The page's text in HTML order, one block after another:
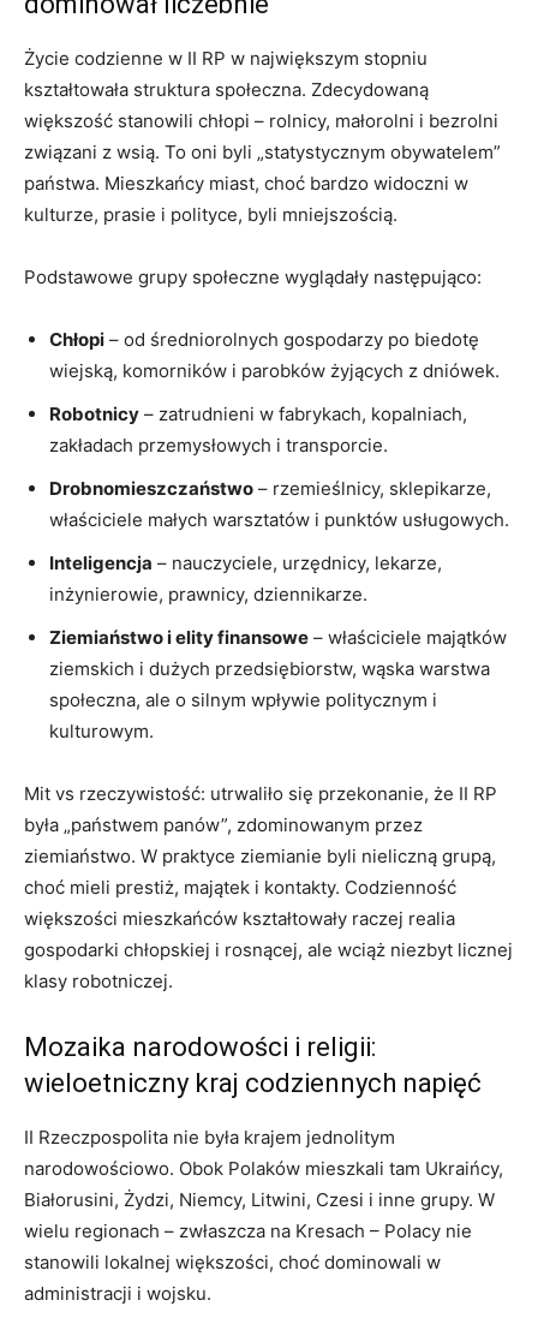
Życie codzienne w II RP w największym stopniu
kształtowała struktura społeczna. Zdecydowaną
większość stanowili chłopi – rolnicy, małorolni i bezrolni
związani z wsią. To oni byli „statystycznym obywatelem”
państwa. Mieszkańcy miast, choć bardzo widoczni w
kulturze, prasie i polityce, byli mniejszością.
Podstawowe grupy społeczne wyglądały następująco:
Chłopi – od średniorolnych gospodarzy po biedotę
wiejską, komorników i parobków żyjących z dniówek.
Robotnicy – zatrudnieni w fabrykach, kopalniach,
zakładach przemysłowych i transporcie.
Drobnomieszczaństwo – rzemieślnicy, sklepikarze,
właściciele małych warsztatów i punktów usługowych.
Inteligencja – nauczyciele, urzędnicy, lekarze,
inżynierowie, prawnicy, dziennikarze.
Ziemiaństwo i elity finansowe – właściciele majątków
ziemskich i dużych przedsiębiorstw, wąska warstwa
społeczna, ale o silnym wpływie politycznym i
kulturowym.
Mit vs rzeczywistość: utrwaliło się przekonanie, że II RP
była „państwem panów”, zdominowanym przez
ziemiaństwo. W praktyce ziemianie byli nieliczną grupą,
choć mieli prestiż, majątek i kontakty. Codzienność
większości mieszkańców kształtowały raczej realia
gospodarki chłopskiej i rosnącej, ale wciąż niezbyt licznej
klasy robotniczej.
Mozaika narodowości i religii:
wieloetniczny kraj codziennych napięć
II Rzeczpospolita nie była krajem jednolitym
narodowościowo. Obok Polaków mieszkali tam Ukraińcy,
Białorusini, Żydzi, Niemcy, Litwini, Czesi i inne grupy. W
wielu regionach – zwłaszcza na Kresach – Polacy nie
stanowili lokalnej większości, choć dominowali w
administracji i wojsku.